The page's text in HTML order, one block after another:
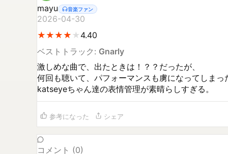
mayu 音楽ファン
2026-04-30
★
★★
★★
★★
★ ★ 4.40
ベストトラック: Gnarly
激しめな曲で、出たときは！？？だったが、
何回も聴いて、パフォーマンスも虜になってしまっ
katseyeちゃん達の表情管理が素晴らしすぎる。
参考になった シェア
コメント (0)